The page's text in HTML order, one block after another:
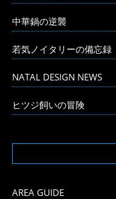
中華鍋の逆襲
若気ノイタリーの備忘録
NATAL DESIGN NEWS
ヒツジ飼いの冒険
AREA GUIDE